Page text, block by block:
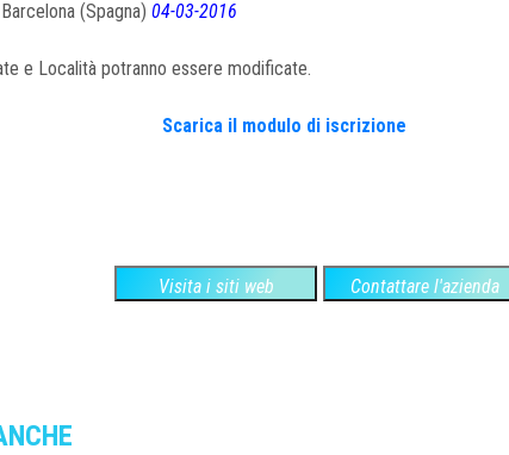
Barcelona (Spagna) 04-03-2016
e Località potranno essere modificate.
Scarica il modulo di iscrizione
Visita i siti web Contattare l'azienda